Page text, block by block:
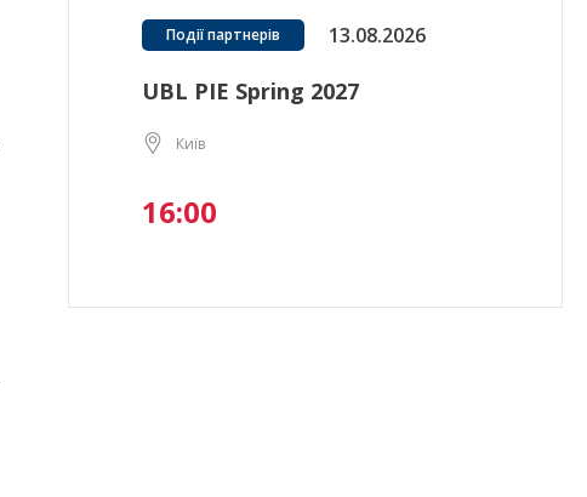
Події партнерів 13.08.2026
UBL PIE Spring 2027
Київ
16:00